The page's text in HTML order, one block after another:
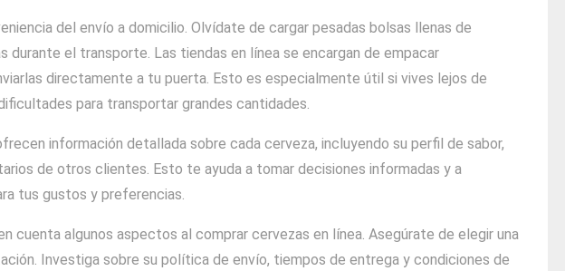
del envío a domicilio. Olvídate de cargar pesadas bolsas llenas de
durante el transporte. Las tiendas en línea se encargan de empacar
directamente a tu puerta. Esto es especialmente útil si vives lejos de
para transportar grandes cantidades.
información detallada sobre cada cerveza, incluyendo su perfil de sabor,
de otros clientes. Esto te ayuda a tomar decisiones informadas y a
tus gustos y preferencias.
cuenta algunos aspectos al comprar cervezas en línea. Asegúrate de elegir una
Investiga sobre su política de envío, tiempos de entrega y condiciones de